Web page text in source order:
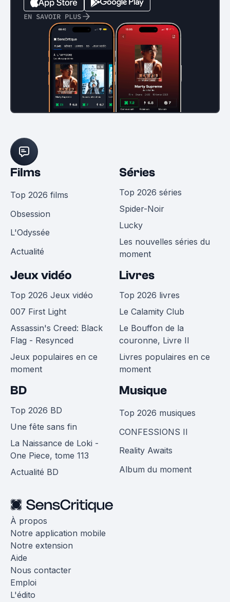
EN SAVOIR PLUS
Films
Top 2026 films
Obsession
L'Odyssée
Actualité
Séries
Top 2026 séries
Spider-Noir
Lucky
Les nouvelles séries du
moment
Jeux vidéo
Top 2026 Jeux vidéo
007 First Light
Assassin's Creed: Black
Flag - Resynced
Jeux populaires en ce
moment
Livres
Top 2026 livres
Le Calamity Club
Le Bouffon de la
couronne, Livre II
Livres populaires en ce
moment
BD
Top 2026 BD
Une fête sans fin
La Naissance de Loki -
One Piece, tome 113
Actualité BD
Musique
Top 2026 musiques
CONFESSIONS II
Reality Awaits
Album du moment
À propos
Notre application mobile
Notre extension
Aide
Nous contacter
Emploi
L'édito